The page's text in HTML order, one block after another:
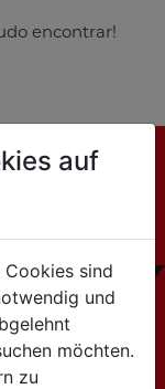
encontrar!
auf
sind
und
möchten.
zu